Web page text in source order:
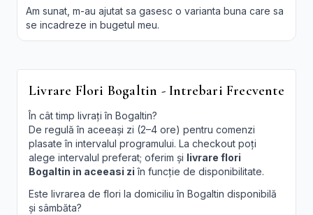
Am sunat, m-au ajutat sa gasesc o varianta buna care sa
se incadreze in bugetul meu.
Livrare Flori Bogaltin - Intrebari Frecvente
În cât timp livrați în Bogaltin?
De regulă în aceeași zi (2–4 ore) pentru comenzi
plasate în intervalul programului. La checkout poți
alege intervalul preferat; oferim și livrare flori
Bogaltin in aceeasi zi în funcție de disponibilitate.
Este livrarea de flori la domiciliu în Bogaltin disponibilă
și sâmbăta?